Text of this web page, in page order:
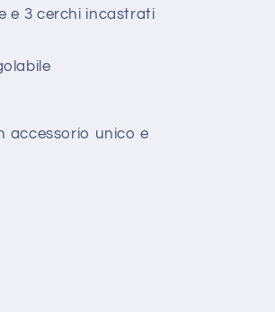
e 3 cerchi incastrati
accessorio unico e